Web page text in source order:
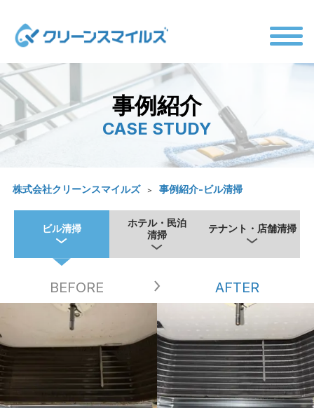
TOP
事業内容
ビル清掃
ホテル・民泊清掃
テナント・店舗清掃
事例紹介
お知らせ
採用情報
事例紹介
CASE STUDY
株式会社クリーンスマイルズ 事例紹介-ビル清掃
ビル清掃
ホテル・民泊
清掃
テナント・店舗清掃
BEFORE AFTER